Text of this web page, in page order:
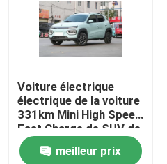
Voiture électrique
électrique de la voiture
331km Mini High Speed
Fast Charge de SUV de
boîte nanoe de
DongFengmeilleur prix